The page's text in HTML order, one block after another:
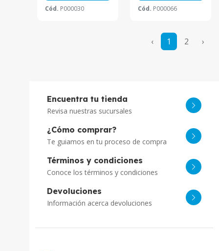
Cód. P000030 Cód. P000066
‹ 1 2 ›
Encuentra tu tienda
Revisa nuestras sucursales
¿Cómo comprar?
Te guiamos en tu proceso de compra
Términos y condiciones
Conoce los términos y condiciones
Devoluciones
Información acerca devoluciones